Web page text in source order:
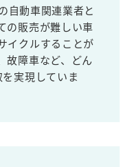
自動車関連業者と
の販売が難しい車
イクルすることが
故障車など、どん
実現していま